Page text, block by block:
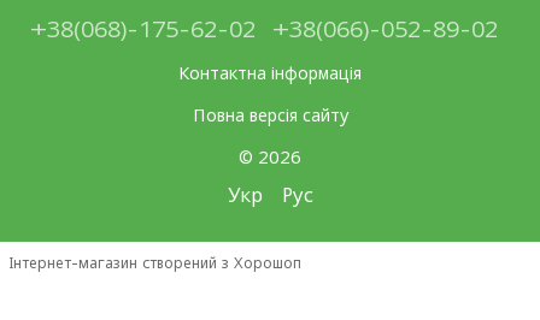
+38(068)-175-62-02 +38(066)-052-89-02
Контактна інформація
Повна версія сайту
© 2026
Укр Рус
Інтернет-магазин створений з Хорошоп